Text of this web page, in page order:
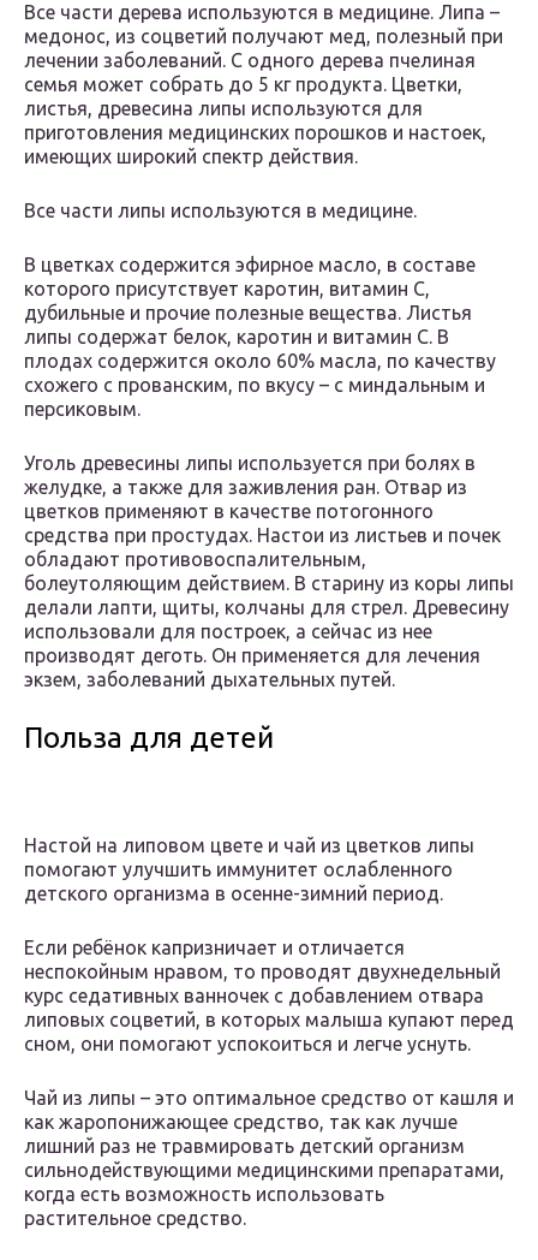
Все части дерева используются в медицине. Липа –
медонос, из соцветий получают мед, полезный при
лечении заболеваний. С одного дерева пчелиная
семья может собрать до 5 кг продукта. Цветки,
листья, древесина липы используются для
приготовления медицинских порошков и настоек,
имеющих широкий спектр действия.
Все части липы используются в медицине.
В цветках содержится эфирное масло, в составе
которого присутствует каротин, витамин С,
дубильные и прочие полезные вещества. Листья
липы содержат белок, каротин и витамин С. В
плодах содержится около 60% масла, по качеству
схожего с прованским, по вкусу – с миндальным и
персиковым.
Уголь древесины липы используется при болях в
желудке, а также для заживления ран. Отвар из
цветков применяют в качестве потогонного
средства при простудах. Настои из листьев и почек
обладают противовоспалительным,
болеутоляющим действием. В старину из коры липы
делали лапти, щиты, колчаны для стрел. Древесину
использовали для построек, а сейчас из нее
производят деготь. Он применяется для лечения
экзем, заболеваний дыхательных путей.
Польза для детей
Настой на липовом цвете и чай из цветков липы
помогают улучшить иммунитет ослабленного
детского организма в осенне-зимний период.
Если ребёнок капризничает и отличается
неспокойным нравом, то проводят двухнедельный
курс седативных ванночек с добавлением отвара
липовых соцветий, в которых малыша купают перед
сном, они помогают успокоиться и легче уснуть.
Чай из липы – это оптимальное средство от кашля и
как жаропонижающее средство, так как лучше
лишний раз не травмировать детский организм
сильнодействующими медицинскими препаратами,
когда есть возможность использовать
растительное средство.